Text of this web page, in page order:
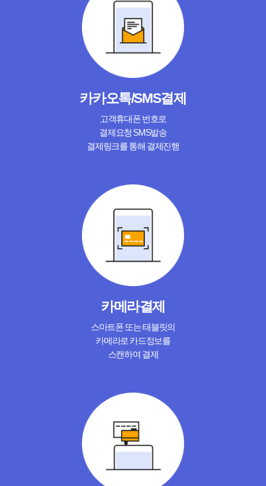
카카오톡/SMS결제
고객휴대폰 번호로
결제요청 SMS발송
결제링크를 통해 결제진행
카메라결제
스마트폰 또는 태블릿의
카메라로 카드정보를
스캔하여 결제